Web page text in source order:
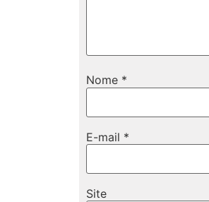
Nome *
E-mail *
Site